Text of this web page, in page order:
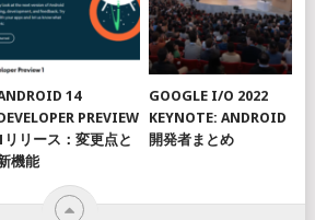
14
PREVIEW
リリース：変更点と
機能
GOOGLE I/O 2022
KEYNOTE: ANDROID
開発者まとめ